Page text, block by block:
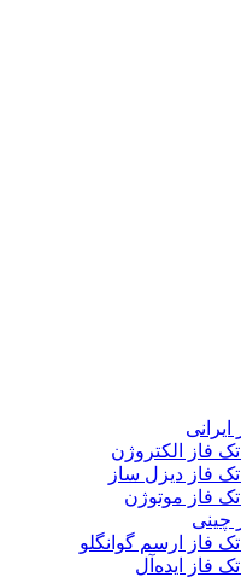
ایرانی
تک فاز الکتروژن
تک فاز دیزل ساز
تک فاز موتوژن
چینی
تک فاز ارسم گوانگلو
فاز ایده‌آل